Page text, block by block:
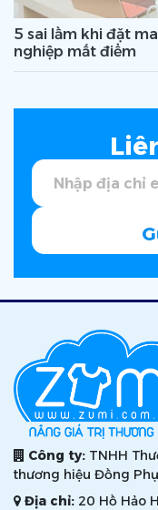
5 sai lầm khi đặt
nghiệp mất điểm
Công ty: TNHH
thương hiệu Đồng
Địa chỉ: 20 Hồ Hảo